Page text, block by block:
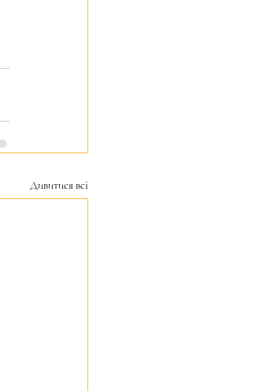
Дивитися всі